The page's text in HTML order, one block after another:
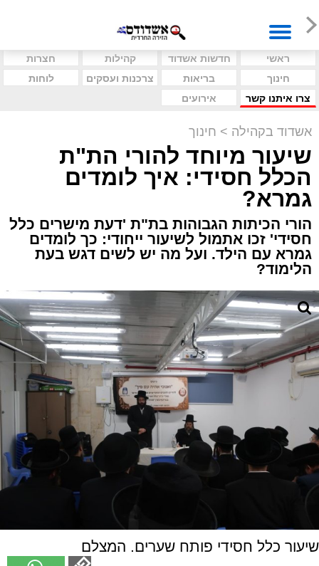
ראשי חדשות אשדוד קהילות
חצרות
חינוך
בריאות צרכנות ועסקים
לוחות
צרו איתנו קשר
אירועים
אשדוד בקהילה > חינוך
שיעור מיוחד להורי הת"ת
הכלל חסידי: איך לומדים
גמרא?
הורי הכיתות הגבוהות בת"ת 'דעת מישרים כלל
חסידי' זכו אתמול לשיעור ייחודי: כך לומדים
גמרא עם הילד. ועל מה יש לשים דגש בעת
הלימוד?
שיעור כלל חסידי פותח שערים. המצלם